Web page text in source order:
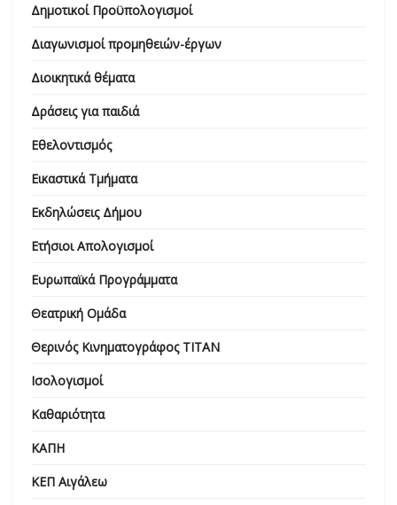
Δημοτικοί Προϋπολογισμοί
Διαγωνισμοί προμηθειών-έργων
Διοικητικά θέματα
Δράσεις για παιδιά
Εθελοντισμός
Εικαστικά Τμήματα
Εκδηλώσεις Δήμου
Ετήσιοι Απολογισμοί
Ευρωπαϊκά Προγράμματα
Θεατρική Ομάδα
Θερινός Κινηματογράφος ΤΙΤΑΝ
Ισολογισμοί
Καθαριότητα
ΚΑΠΗ
ΚΕΠ Αιγάλεω